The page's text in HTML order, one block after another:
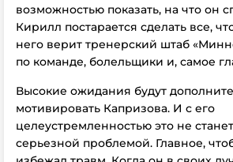
возможностью показать, на что он
Кирилл постарается сделать все,
него верит тренерский штаб
по команде, болельщики и, самое
Высокие ожидания будут
мотивировать Капризова. И с его
целеустремленностью это не
серьезной проблемой. Главное,